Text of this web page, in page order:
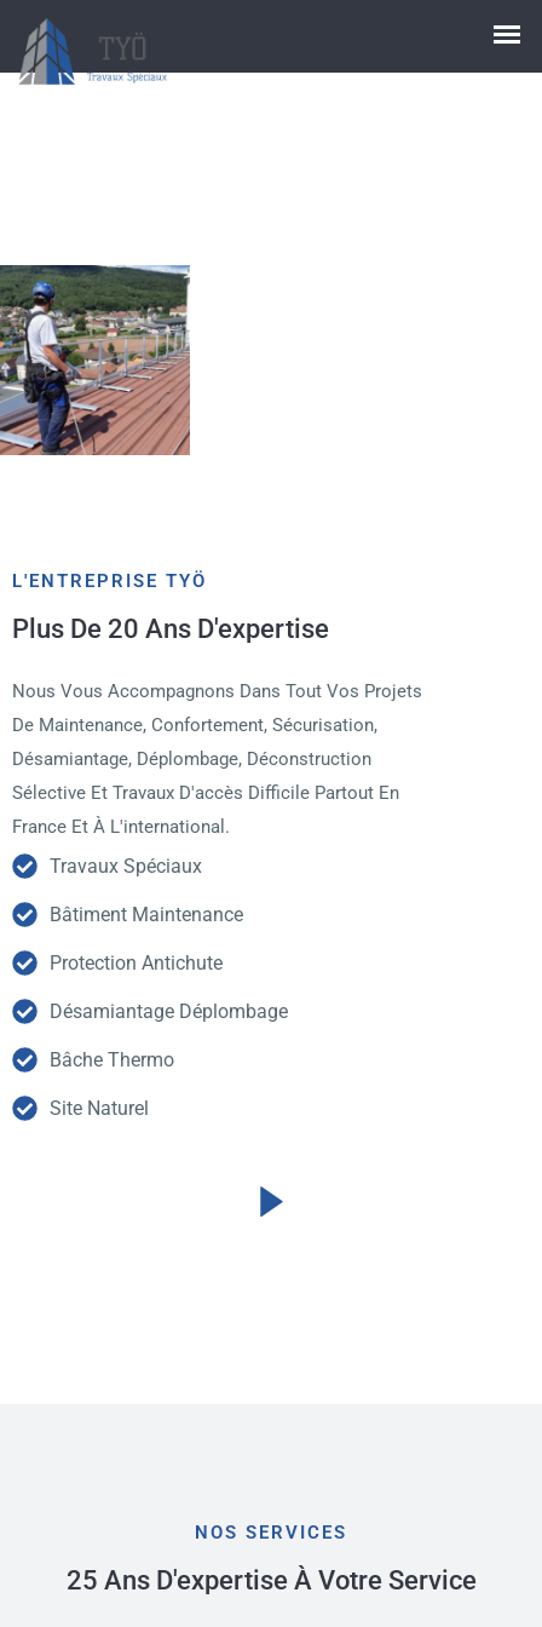
L'ENTREPRISE TYÖ
Plus De 20 Ans D'expertise
Nous Vous Accompagnons Dans Tout Vos Projets
De Maintenance, Confortement, Sécurisation,
Désamiantage, Déplombage, Déconstruction
Sélective Et Travaux D'accès Difficile Partout En
France Et À L'international.
Travaux Spéciaux
Bâtiment Maintenance
Protection Antichute
Désamiantage Déplombage
Bâche Thermo
Site Naturel
NOS SERVICES
25 Ans D'expertise À Votre Service